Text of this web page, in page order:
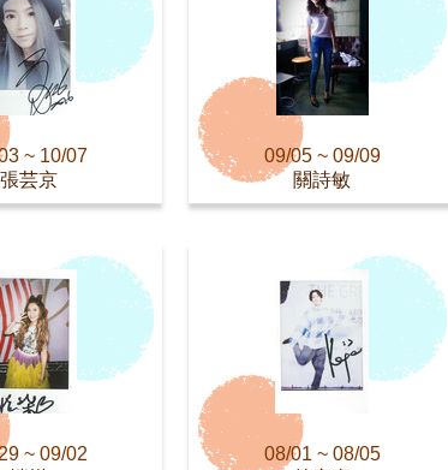
~ 10/07
張芸京
09/05 ~ 09/09
關詩敏
~ 09/02
08/01 ~ 08/05